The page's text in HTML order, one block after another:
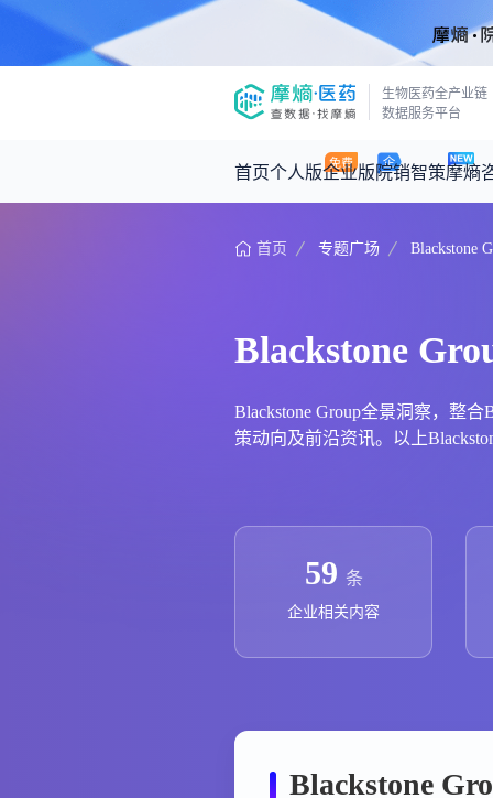
生物医药全产业链
数据服务平台
首页个人版企业版院销智策摩熵
咨询服务
产品立项评估及管线规划
投资决策与交易估值
摩熵原创
深度分析
投融资
时讯
数据中心
基于市场数据，为您提供全面的市场
政策法规
药品生产企业
王中健
首页 专题广场 Blackstone
Blackstone
Blackstone Group全景洞察，整
策动向及前沿资讯。以上
59 条
企业相关内容
Blackstone